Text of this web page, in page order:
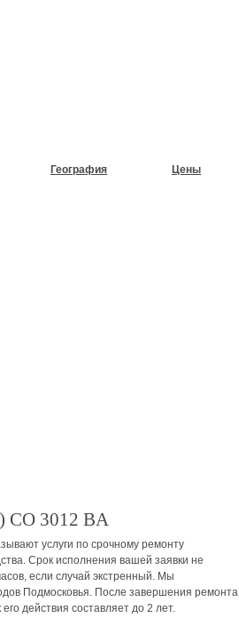
География Цены
CO 3012 BA
услуги по срочному ремонту
Срок исполнения вашей заявки не
если случай экстренный. Мы
Подмосковья. После завершения ремонта
действия составляет до 2 лет.